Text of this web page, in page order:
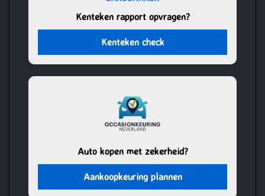
Kenteken rapport opvragen?
Kenteken check
Auto kopen met zekerheid?
Aankoopkeuring plannen